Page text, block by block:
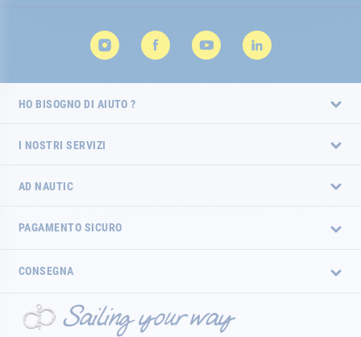
HO BISOGNO DI AIUTO ?
I NOSTRI SERVIZI
AD NAUTIC
PAGAMENTO SICURO
CONSEGNA